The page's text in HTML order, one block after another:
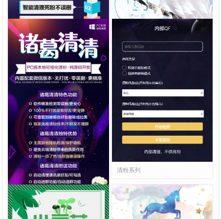
清粉系列 清粉系列
【诸葛清清】2022诸葛清清
是一款PC版本本地可视化清
粉，诸葛清清内置配套微信版
本，清粉无打扰，零误删，更
精准
¥ 周卡8.6.00 正版授权
清粉系列
火凤凰清理僵尸粉，火凤凰查
单删，火凤凰清理单项好友，
6.66.00 正版授权
清粉系列